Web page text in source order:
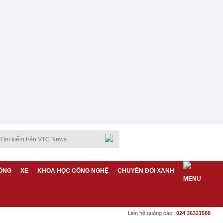
XE KHOA HỌC CÔNG NGHỆ CHUYỂN ĐỔI XANH
Liên hệ quảng cáo: 024 36321588